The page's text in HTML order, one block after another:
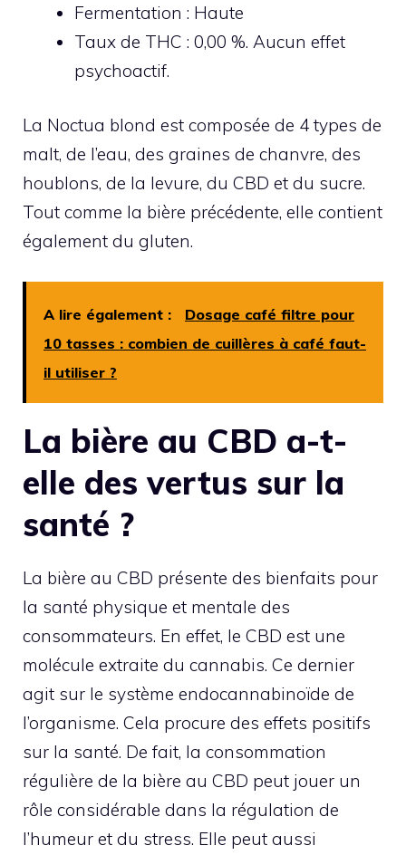
Fermentation : Haute
Taux de THC : 0,00 %. Aucun effet
psychoactif.
La Noctua blond est composée de 4 types de
malt, de l’eau, des graines de chanvre, des
houblons, de la levure, du CBD et du sucre.
Tout comme la bière précédente, elle contient
également du gluten.
A lire également :
Dosage café filtre pour
10 tasses : combien de cuillères à café faut-
il utiliser ?
La bière au CBD a-t-
elle des vertus sur la
santé ?
La bière au CBD présente des bienfaits pour
la santé physique et mentale des
consommateurs. En effet, le CBD est une
molécule extraite du cannabis. Ce dernier
agit sur le système endocannabinoïde de
l’organisme. Cela procure des effets positifs
sur la santé. De fait, la consommation
régulière de la bière au CBD peut jouer un
rôle considérable dans la régulation de
l’humeur et du stress. Elle peut aussi